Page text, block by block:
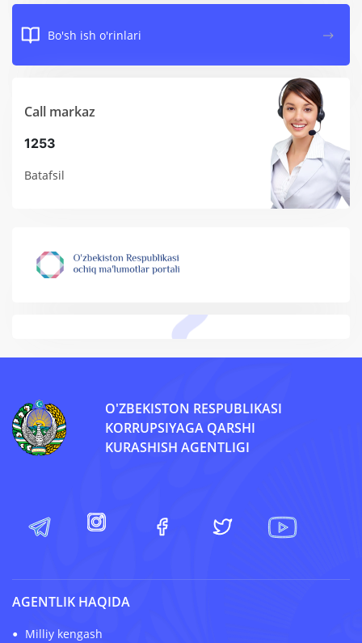
Bo'sh ish o'rinlari
Call markaz
1253
Batafsil
O'ZBEKISTON RESPUBLIKASI
KORRUPSIYAGA QARSHI
KURASHISH AGENTLIGI
AGENTLIK HAQIDA
Milliy kengash